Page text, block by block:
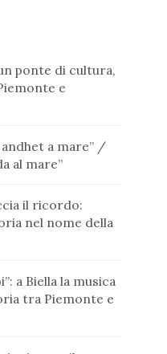
ponte di cultura,
e
a mare” /
al mare”
il ricordo:
nel nome della
a Biella la musica
tra Piemonte e